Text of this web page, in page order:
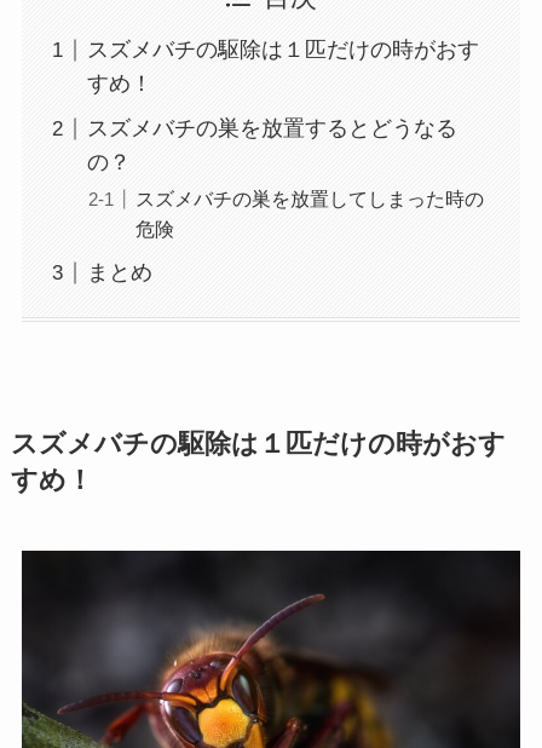
スズメバチの駆除は１匹だけの時がおす
すめ！
スズメバチの巣を放置するとどうなる
の？
スズメバチの巣を放置してしまった時の
危険
まとめ
スズメバチの駆除は１匹だけの時がおす
すめ！